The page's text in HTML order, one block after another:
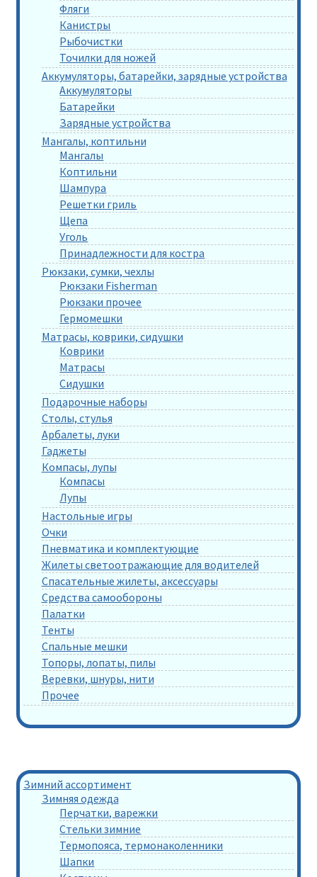
Фляги
Канистры
Рыбочистки
Точилки для ножей
Аккумуляторы, батарейки, зарядные устройства
Аккумуляторы
Батарейки
Зарядные устройства
Мангалы, коптильни
Мангалы
Коптильни
Шампура
Решетки гриль
Щепа
Уголь
Принадлежности для костра
Рюкзаки, сумки, чехлы
Рюкзаки Fisherman
Рюкзаки прочее
Гермомешки
Матрасы, коврики, сидушки
Коврики
Матрасы
Сидушки
Подарочные наборы
Столы, стулья
Арбалеты, луки
Гаджеты
Компасы, лупы
Компасы
Лупы
Настольные игры
Очки
Пневматика и комплектующие
Жилеты светоотражающие для водителей
Спасательные жилеты, аксессуары
Средства самообороны
Палатки
Тенты
Спальные мешки
Топоры, лопаты, пилы
Веревки, шнуры, нити
Прочее
Зимний ассортимент
Зимняя одежда
Перчатки, варежки
Стельки зимние
Термопояса, термонаколенники
Шапки